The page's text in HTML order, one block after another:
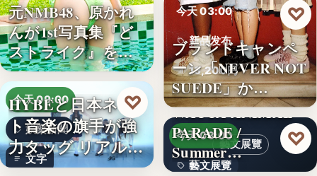
元NMB48、原かれ
んが1st写真集『ど
ストライク』を…
今天 09:00
娛樂新聞
文字
HYBEと日本ネッ
ト音楽の旗手が強
力タッグ リアル×
バー…
♡
今天 03:00
新品发布
13,200円
ブランドキャンペ
ーン「NEVER NOT
SUEDE」か…
♡
藝文展覽
今天 03:00
藝文展覽
WACCA ANIMAL
PARADE /
Summer…
♡